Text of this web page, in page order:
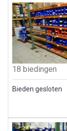
18 biedingen
Bieden gesloten